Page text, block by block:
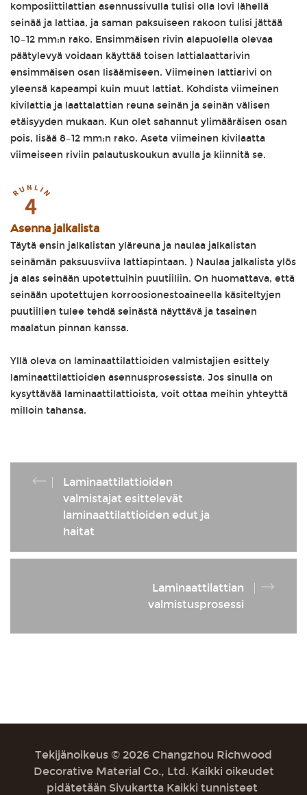
komposiittilattian asennussivulla tulisi olla lovi lähellä
seinää ja lattiaa, ja saman paksuiseen rakoon tulisi jättää
10–12 mm:n rako. Ensimmäisen rivin alapuolella olevaa
päätylevyä voidaan käyttää toisen lattialaattarivin
ensimmäisen osan lisäämiseen. Viimeinen lattiarivi on
yleensä kapeampi kuin muut lattiat. Kohdista viimeinen
kivilattia ja laattalattian reuna seinän ja seinän välisen
etäisyyden mukaan. Kun olet sahannut ylimääräisen osan
pois, lisää 8–12 mm:n rako. Aseta viimeinen kivilaatta
viimeiseen riviin palautuskoukun avulla ja kiinnitä se.
Asenna jalkalista
Täytä ensin jalkalistan yläreuna ja naulaa jalkalistan
seinämän paksuusviiva lattiapintaan. ) Naulaa jalkalista ylös
ja alas seinään upotettuihin puutiiliin. On huomattava, että
seinään upotettujen korroosionestoaineella käsiteltyjen
puutiilien tulee tehdä seinästä näyttävä ja tasainen
maalatun pinnan kanssa.
Yllä oleva on laminaattilattioiden valmistajien esittely
laminaattilattioiden asennusprosessista. Jos sinulla on
kysyttävää laminaattilattioista, voit ottaa meihin yhteyttä
milloin tahansa.
Laminaattilattioiden
valmistajat esittelevät
laminaattilattioiden edut ja
haitat
Laminaattilattian
valmistusprosessi
Tekijänoikeus © 2026 Changzhou Richwood
Decorative Material Co., Ltd. Kaikki oikeudet
pidätetään Sivukartta Kaikki tunnisteet